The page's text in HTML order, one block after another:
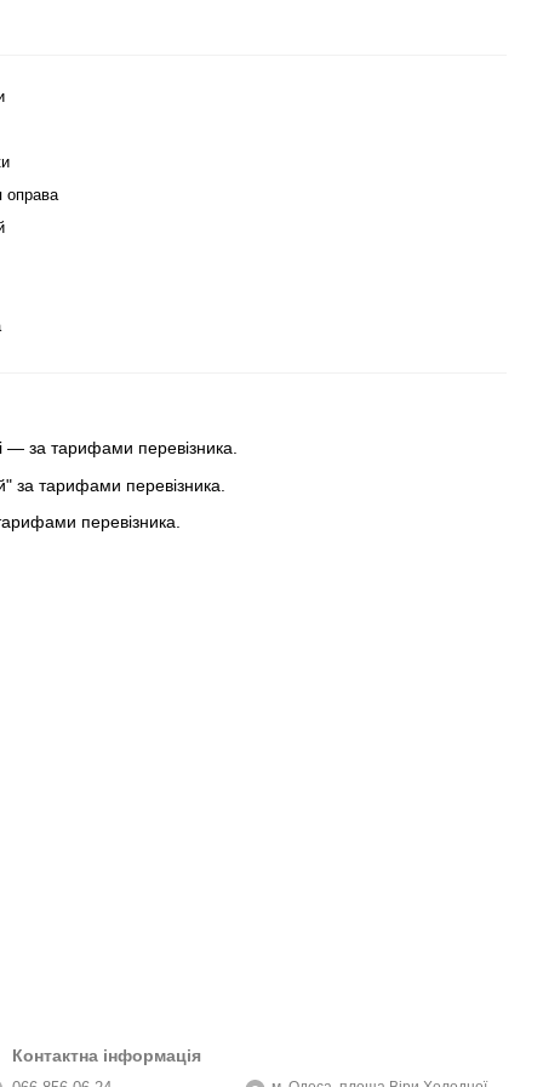
оправа
за тарифами перевізника.
за тарифами перевізника.
перевізника.
Контактна інформація